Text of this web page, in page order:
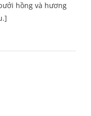
hồng và hương